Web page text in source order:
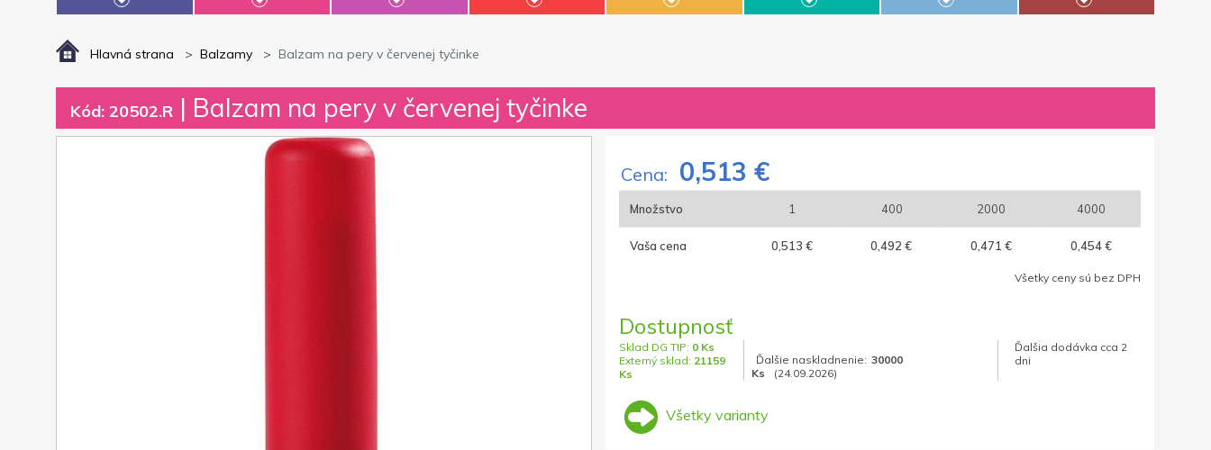
Hlavná strana Balzamy Balzam na pery v červenej tyčinke
Kód: 20502.R | Balzam na pery v červenej tyčinke
Cena: 0,513 €
Množstvo 1 400 2000 4000
Vaša cena 0,513 € 0,492 € 0,471 € 0,454 €
Všetky ceny sú bez DPH
Dostupnosť
Sklad DG TIP: 0 Ks
Externý sklad: 21159
Ks
Ďalšie naskladnenie: 30000
Ks
(24.09.2026)
Ďalšia dodávka cca 2
dni
Všetky varianty